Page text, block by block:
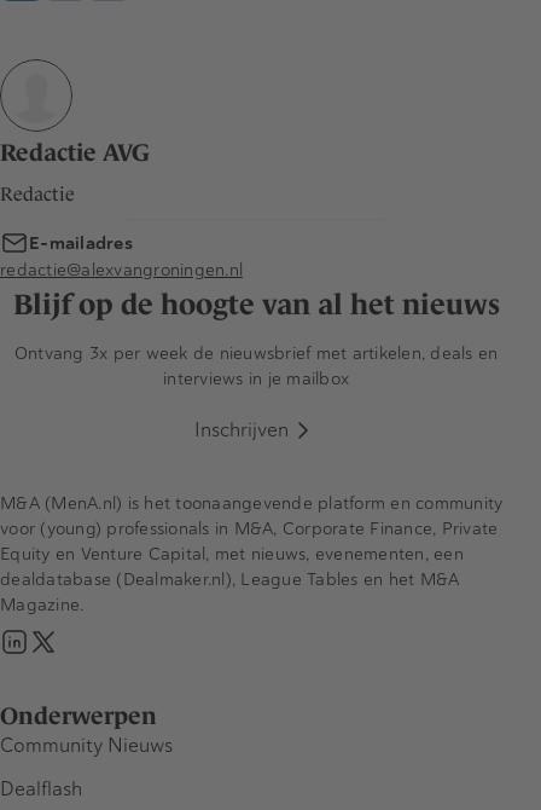
Redactie AVG
Redactie
E-mailadres
redactie@alexvangroningen.nl
Blijf op de hoogte van al het nieuws
Ontvang 3x per week de nieuwsbrief met artikelen, deals en
interviews in je mailbox
Inschrijven
Onderwerpen
Community Nieuws
Dealflash
M&A (MenA.nl) is het toonaangevende platform en community
voor (young) professionals in M&A, Corporate Finance, Private
Equity en Venture Capital, met nieuws, evenementen, een
dealdatabase (Dealmaker.nl), League Tables en het M&A
Magazine.